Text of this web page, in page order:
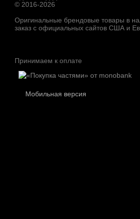
© 2016-2026
Оригинальные брендовые товары в
заказ с официальных сайтов США и
Принимаем к оплате
Мобильная версия